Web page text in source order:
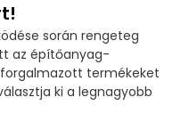
során rengeteg
az építőanyag-
termékeket
ki a legnagyobb